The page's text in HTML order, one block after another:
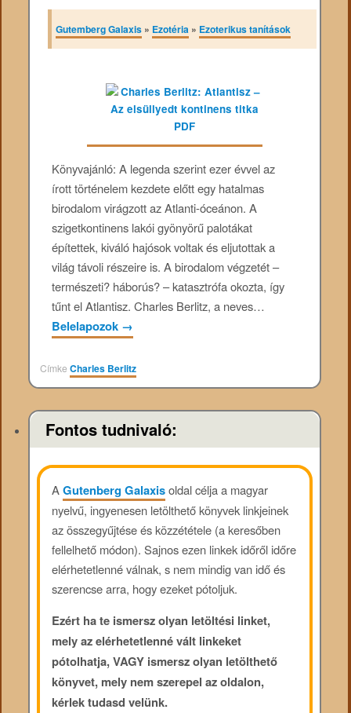
Gutemberg Galaxis » Ezotéria » Ezoterikus tanítások
Könyvajánló: A legenda szerint ezer évvel az
írott történelem kezdete előtt egy hatalmas
birodalom virágzott az Atlanti-óceánon. A
szigetkontinens lakói gyönyörű palotákat
építettek, kiváló hajósok voltak és eljutottak a
világ távoli részeire is. A birodalom végzetét –
természeti? háborús? – katasztrófa okozta, így
tűnt el Atlantisz. Charles Berlitz, a neves…
Belelapozok →
CímkeCharles Berlitz
Fontos tudnivaló:
AGutenberg Galaxisoldal célja a magyar
nyelvű, ingyenesen letölthető könyvek linkjeinek
az összegyűjtése és közzététele (a keresőben
fellelhető módon). Sajnos ezen linkek időről időre
elérhetetlenné válnak, s nem mindig van idő és
szerencse arra, hogy ezeket pótoljuk.
Ezért ha te ismersz olyan letöltési linket,
mely az elérhetetlenné vált linkeket
pótolhatja, VAGY ismersz olyan letölthető
könyvet, mely nem szerepel az oldalon,
kérlek tudasd velünk.